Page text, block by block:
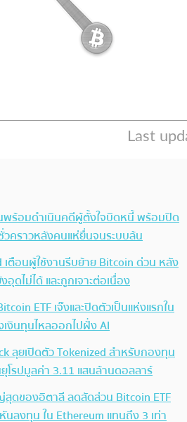
พร้อมดำเนินคดีผู้ตั้งใจบิดหนี้ พร้อมปิด
คราวหลังคนแห่ยื่นจนระบบล้น
เตือนผู้ใช้งานรีบย้าย Bitcoin ด่วน หลัง
อุดไม่ได้ และถูกเจาะต่อเนื่อง
ETF เจ๊งและปิดตัวเป็นแห่งแรกใน
งินทุนไหลออกไปฝั่ง AI
ลุยเปิดตัว Tokenized สำหรับกองทุน
โรปมูลค่า 3.11 แสนล้านดอลลาร์
ดของอิตาลี ลดสัดส่วน Bitcoin ETF
นลงทุน ใน Ethereum แทนถึง 3 เท่า